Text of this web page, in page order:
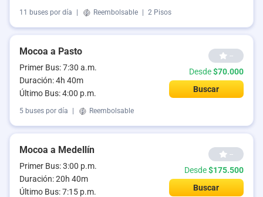
11 buses por día Reembolsable 2 Pisos
Mocoa a Pasto
Primer Bus: 7:30 a.m.
Duración: 4h 40m
Último Bus: 4:00 p.m.
--
Desde$70.000
Buscar
5 buses por día Reembolsable
Mocoa a Medellín
Primer Bus: 3:00 p.m.
Duración: 20h 40m
Último Bus: 7:15 p.m.
--
Desde$175.500
Buscar